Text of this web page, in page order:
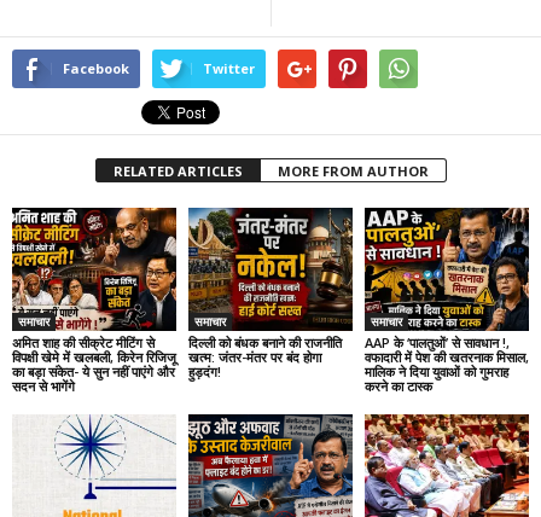
Facebook Twitter
RELATED ARTICLES MORE FROM AUTHOR
समाचार
अमित शाह की सीक्रेट मीटिंग से
विपक्षी खेमे में खलबली, किरेन रिजिजू
का बड़ा संकेत- ये सुन नहीं पाएंगे और
सदन से भागेंगे
समाचार
दिल्ली को बंधक बनाने की राजनीति
खत्म: जंतर-मंतर पर बंद होगा
हुड़दंग!
समाचार
AAP के ‘पालतुओं’ से सावधान !,
वफादारी में पेश की खतरनाक मिसाल,
मालिक ने दिया युवाओं को गुमराह
करने का टास्क